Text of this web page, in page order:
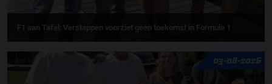
F1 aan Tafel: Verstappen voorziet geen toekomst in Formule 1
03-08-2026